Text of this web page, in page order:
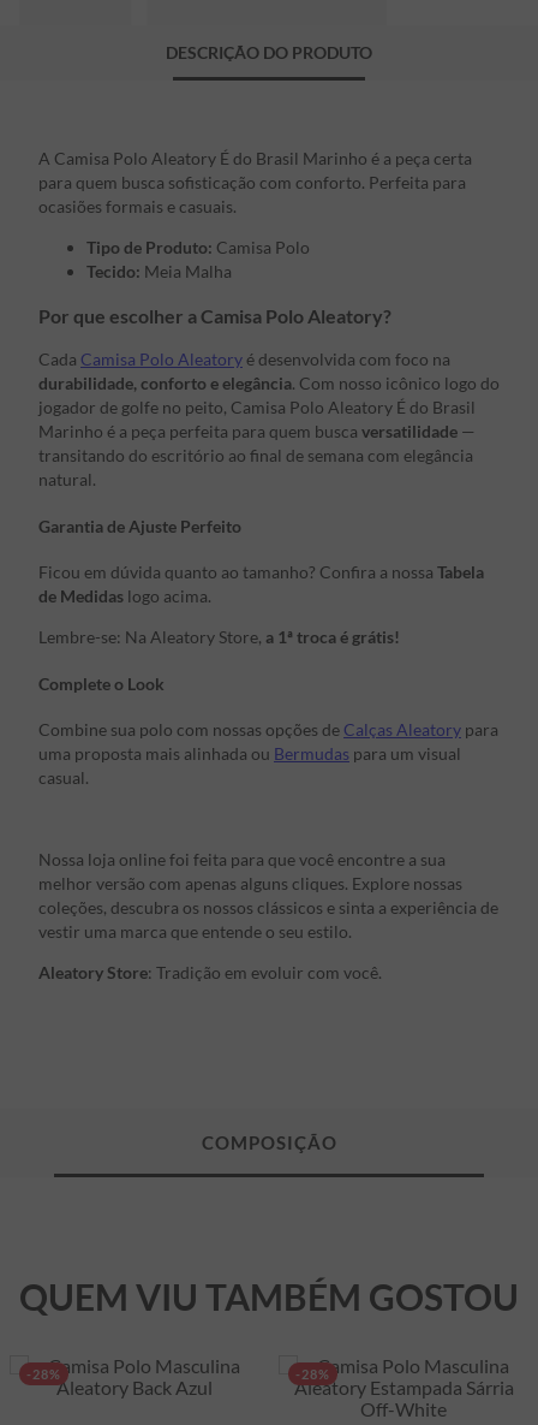
DESCRIÇÃO DO PRODUTO
A Camisa Polo Aleatory É do Brasil Marinho é a peça certa
para quem busca sofisticação com conforto. Perfeita para
ocasiões formais e casuais.
Tipo de Produto: Camisa Polo
Tecido: Meia Malha
Por que escolher a Camisa Polo Aleatory?
Cada Camisa Polo Aleatory é desenvolvida com foco na
durabilidade, conforto e elegância. Com nosso icônico logo do
jogador de golfe no peito, Camisa Polo Aleatory É do Brasil
Marinho é a peça perfeita para quem busca versatilidade —
transitando do escritório ao final de semana com elegância
natural.
Garantia de Ajuste Perfeito
Ficou em dúvida quanto ao tamanho? Confira a nossa Tabela
de Medidas logo acima.
Lembre-se: Na Aleatory Store, a 1ª troca é grátis!
Complete o Look
Combine sua polo com nossas opções de Calças Aleatory para
uma proposta mais alinhada ou Bermudas para um visual
casual.
Nossa loja online foi feita para que você encontre a sua
melhor versão com apenas alguns cliques. Explore nossas
coleções, descubra os nossos clássicos e sinta a experiência de
vestir uma marca que entende o seu estilo.
Aleatory Store: Tradição em evoluir com você.
QUEM VIU TAMBÉM GOSTOU
-28% -28%